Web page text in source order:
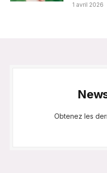
1 avril 2026
Obtenez les